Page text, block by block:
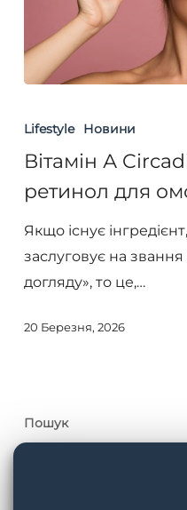
А
як
вибрати
ретинол
для
омолодження
Lifestyle Новини
Вітамін А
ретинол для
Якщо існує
заслуговує на
догляду», то це,…
20 Березня, 2026
Пошук